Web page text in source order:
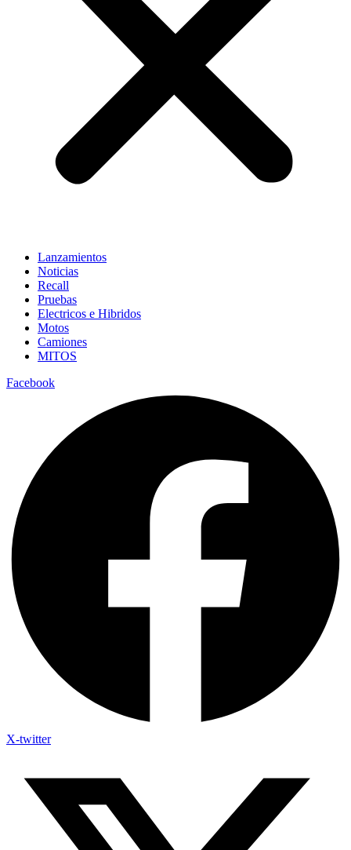
Lanzamientos
Noticias
Recall
Pruebas
Electricos e Hibridos
Motos
Camiones
MITOS
Facebook
X-twitter